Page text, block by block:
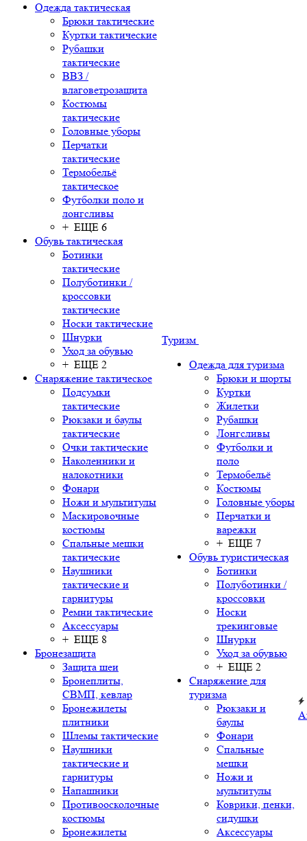
Одежда тактическая
Брюки тактические
Куртки тактические
Рубашки
тактические
ВВЗ /
влаговетрозащита
Костюмы
тактические
Головные уборы
Перчатки
тактические
Термобельё
тактическое
Футболки поло и
лонгсливы
+ ЕЩЕ 6
Обувь тактическая
Ботинки
тактические
Полуботинки /
кроссовки
тактические
Носки тактические
Шнурки
Уход за обувью
+ ЕЩЕ 2
Снаряжение тактическое
Подсумки
тактические
Рюкзаки и баулы
тактические
Очки тактические
Наколенники и
налокотники
Фонари
Ножи и мультитулы
Маскировочные
костюмы
Спальные мешки
тактические
Наушники
тактические и
гарнитуры
Ремни тактические
Аксессуары
+ ЕЩЕ 8
Бронезащита
Защита шеи
Бронеплиты,
СВМП, кевлар
Бронежилеты
плитники
Шлемы тактические
Наушники
тактические и
гарнитуры
Напашники
Противоосколочные
костюмы
Бронежилеты
Туризм
Одежда для туризма
Брюки и шорты
Куртки
Жилетки
Рубашки
Лонгсливы
Футболки и
поло
Термобельё
Костюмы
Головные уборы
Перчатки и
варежки
+ ЕЩЕ 7
Обувь туристическая
Ботинки
Полуботинки /
кроссовки
Носки
трекинговые
Шнурки
Уход за обувью
+ ЕЩЕ 2
Снаряжение для
туризма
Рюкзаки и
баулы
Фонари
Спальные
мешки
Ножи и
мультитулы
Коврики, пенки,
сидушки
Аксессуары